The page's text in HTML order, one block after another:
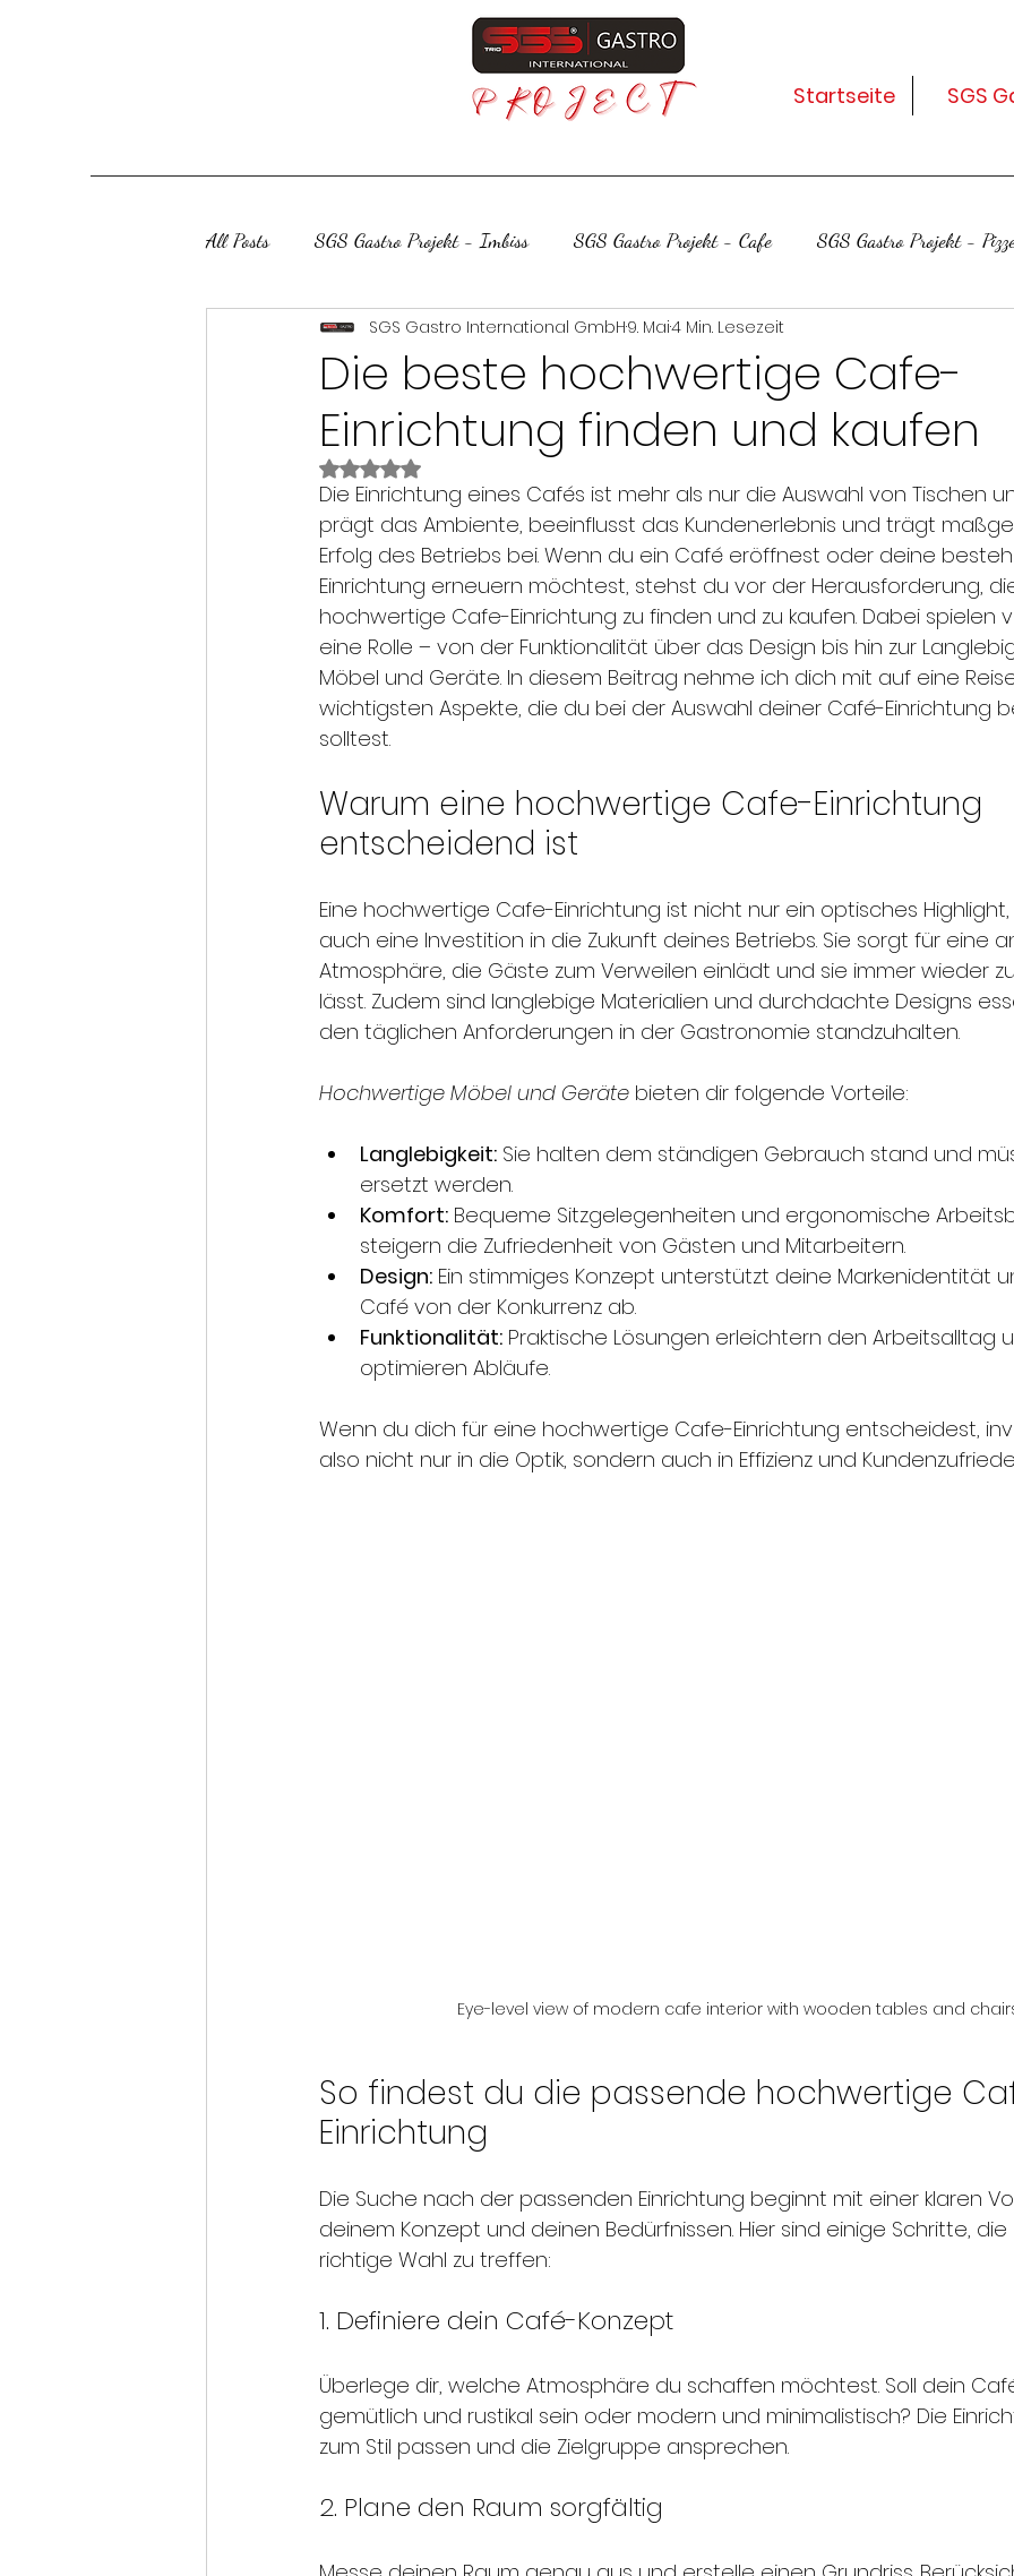
Startseite SGS
All Posts SGS Gastro Projekt - Imbiss SGS Gastro Projekt - Cafe SGS Gastro Projekt -
SGS Gastro Projekt - Bäckerei
Die beste hochwertige Cafe-
Einrichtung finden und kaufen
SGS Gastro International GmbH9. Mai4 Min. Lesezeit
Mit NaN von 5 Sternen bewertet.
Die Einrichtung eines Cafés ist mehr als nur die Auswahl von Tischen
prägt das Ambiente, beeinflusst das Kundenerlebnis und trägt
Erfolg des Betriebs bei. Wenn du ein Café eröffnest oder deine
Einrichtung erneuern möchtest, stehst du vor der Herausforderung,
hochwertige Cafe-Einrichtung zu finden und zu kaufen. Dabei spielen
eine Rolle – von der Funktionalität über das Design bis hin zur
Möbel und Geräte. In diesem Beitrag nehme ich dich mit auf eine
wichtigsten Aspekte, die du bei der Auswahl deiner Café-Einrichtung
solltest.
Warum eine hochwertige Cafe-Einrichtung
entscheidend ist
Eine hochwertige Cafe-Einrichtung ist nicht nur ein optisches
auch eine Investition in die Zukunft deines Betriebs. Sie sorgt für eine
Atmosphäre, die Gäste zum Verweilen einlädt und sie immer wieder
lässt. Zudem sind langlebige Materialien und durchdachte Designs
den täglichen Anforderungen in der Gastronomie standzuhalten.
Hochwertige Möbel und Geräte bieten dir folgende Vorteile:
Langlebigkeit: Sie halten dem ständigen Gebrauch stand und
ersetzt werden.
Komfort: Bequeme Sitzgelegenheiten und ergonomische
steigern die Zufriedenheit von Gästen und Mitarbeitern.
Design: Ein stimmiges Konzept unterstützt deine Markenidentität
Café von der Konkurrenz ab.
Funktionalität: Praktische Lösungen erleichtern den Arbeitsalltag
optimieren Abläufe.
Wenn du dich für eine hochwertige Cafe-Einrichtung entscheidest,
also nicht nur in die Optik, sondern auch in Effizienz und
Eye-level view of modern cafe interior with wooden tables and
So findest du die passende hochwertige
Einrichtung
Die Suche nach der passenden Einrichtung beginnt mit einer klaren
deinem Konzept und deinen Bedürfnissen. Hier sind einige Schritte,
richtige Wahl zu treffen:
1. Definiere dein Café-Konzept
Überlege dir, welche Atmosphäre du schaffen möchtest. Soll dein
gemütlich und rustikal sein oder modern und minimalistisch? Die
zum Stil passen und die Zielgruppe ansprechen.
2. Plane den Raum sorgfältig